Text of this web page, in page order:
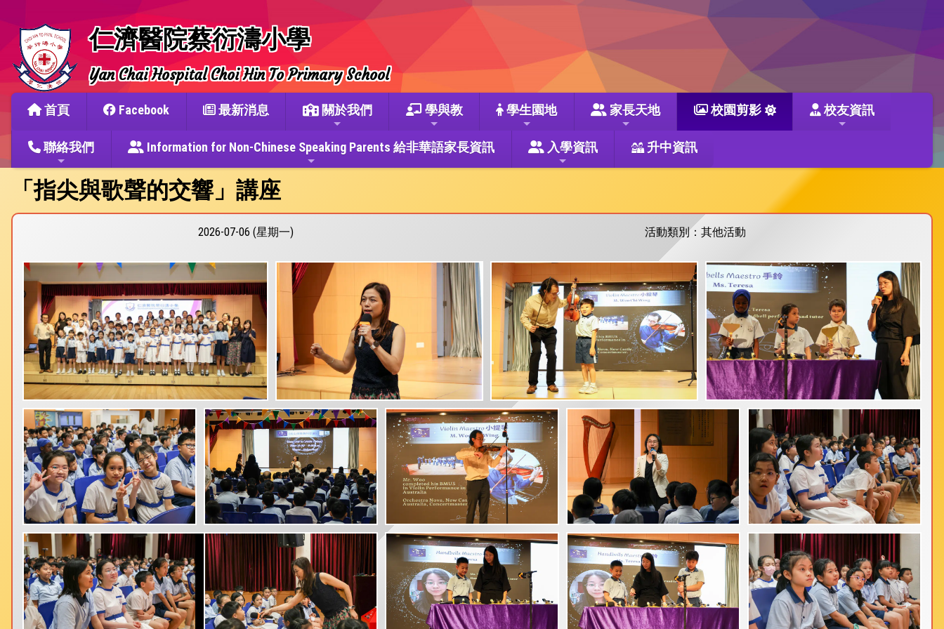
仁濟醫院蔡衍濤小學
Yan Chai Hospital Choi Hin To Primary School
首頁 Facebook 最新消息 關於我們 學與教 學生園地 家長天地 校園剪影 校友資訊
聯絡我們 Information for Non-Chinese Speaking Parents 給非華語家長資訊 入學資訊 升中資訊
「指尖與歌聲的交響」講座
2026-07-06 (星期一) 活動類別：其他活動